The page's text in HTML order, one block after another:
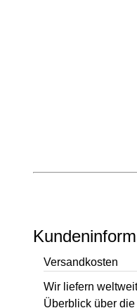
Versandkosten
Wir liefern
Überblick über